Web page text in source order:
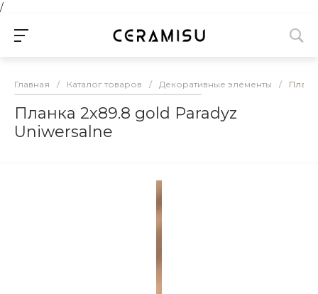
/
Главная / Каталог товаров / Декоративные элементы /
Планка 2х89.8 gold Paradyz
Uniwersalne